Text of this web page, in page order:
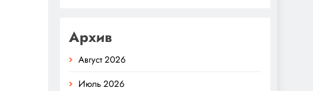
Архив
Август 2026
Июль 2026